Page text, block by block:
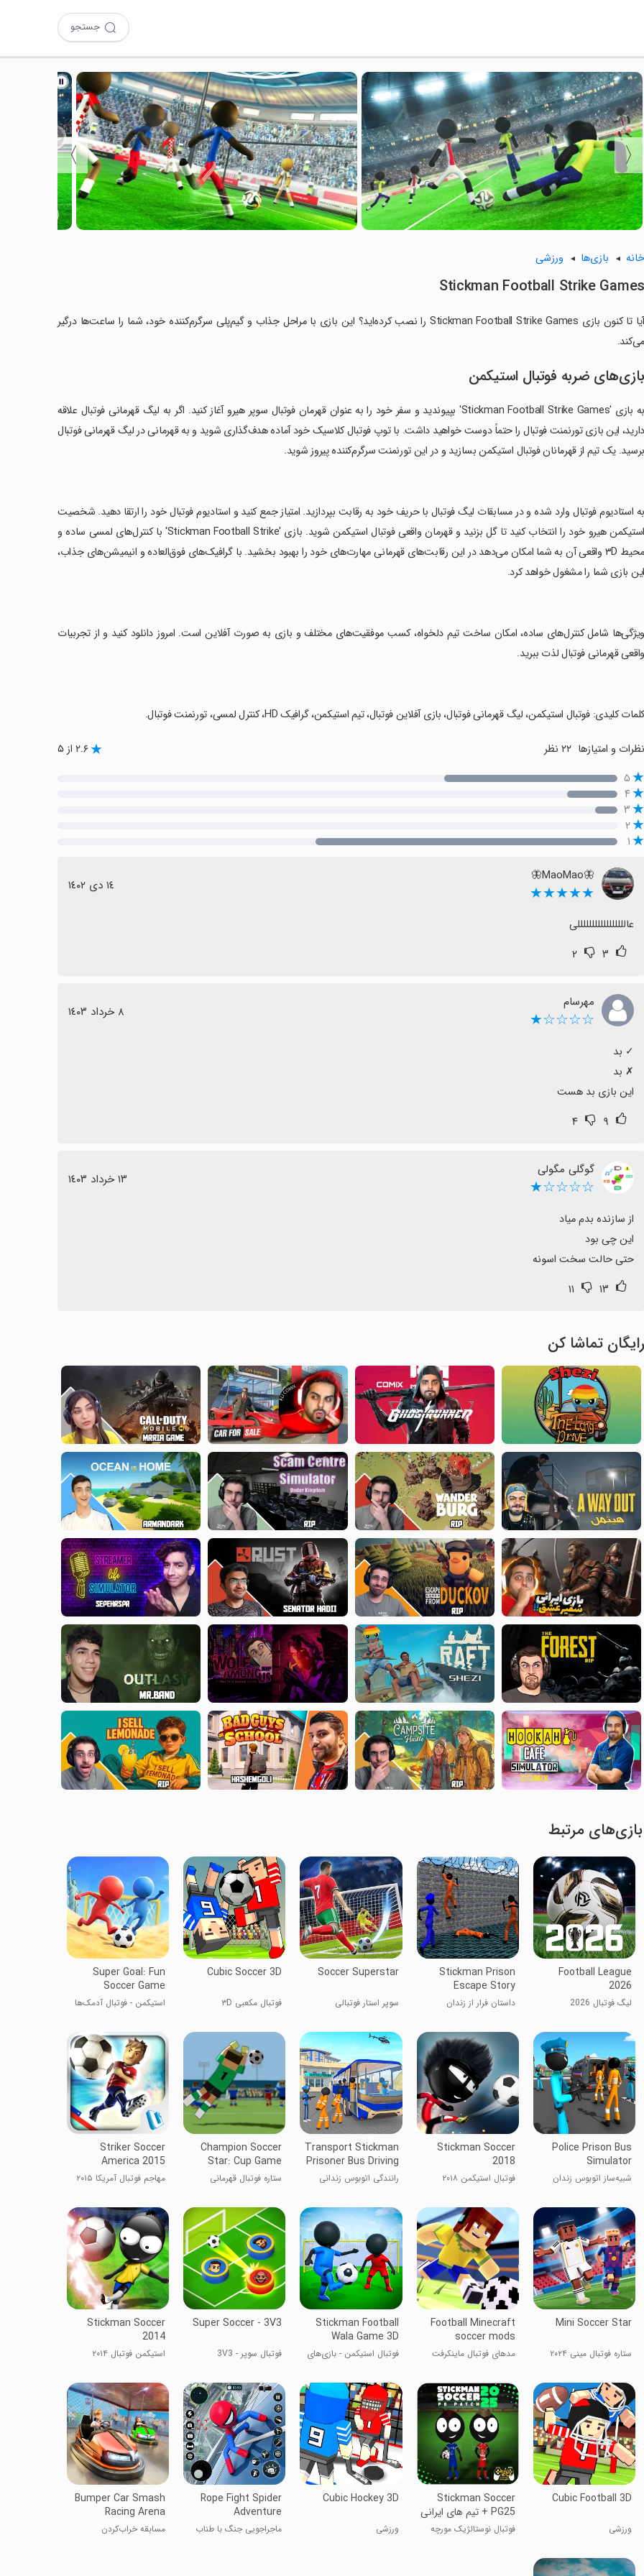
جستجو
〈
〉
خانه بازی‌ها ورزشی
Stickman Football Strike Games
آیا تا کنون بازی Stickman Football Strike Games را نصب کرده‌اید؟ این بازی با مراحل جذاب و گیم‌پلی سرگرم‌کننده خود، شما را ساعت‌ها درگیر
می‌کند.
بازی‌های ضربه فوتبال استیکمن
به بازی 'Stickman Football Strike Games' بپیوندید و سفر خود را به عنوان قهرمان فوتبال سوپر هیرو آغاز کنید. اگر به لیگ قهرمانی فوتبال علاقه
دارید، این بازی تورنمنت فوتبال را حتماً دوست خواهید داشت. با توپ فوتبال کلاسیک خود آماده هدف‌گذاری شوید و به قهرمانی در لیگ قهرمانی فوتبال
برسید. یک تیم از قهرمانان فوتبال استیکمن بسازید و در این تورنمنت سرگرم‌کننده پیروز شوید.
‏به استادیوم فوتبال وارد شده و در مسابقات لیگ فوتبال با حریف خود به رقابت بپردازید. امتیاز جمع کنید و استادیوم فوتبال خود را ارتقا دهید. شخصیت
استیکمن هیرو خود را انتخاب کنید تا گل بزنید و قهرمان واقعی فوتبال استیکمن شوید. بازی 'Stickman Football Strike' با کنترل‌های لمسی ساده و
محیط ۳D واقعی آن به شما امکان می‌دهد در این رقابت‌های قهرمانی مهارت‌های خود را بهبود بخشید. با گرافیک‌های فوق‌العاده و انیمیشن‌های جذاب،
این بازی شما را مشغول خواهد کرد.
‏ویژگی‌ها شامل کنترل‌های ساده، امکان ساخت تیم دلخواه، کسب موفقیت‌های مختلف و بازی به صورت آفلاین است. امروز دانلود کنید و از تجربیات
واقعی قهرمانی فوتبال لذت ببرید.
‏کلمات کلیدی: فوتبال استیکمن، لیگ قهرمانی فوتبال، بازی آفلاین فوتبال، تیم استیکمن، گرافیک HD، کنترل لمسی، تورنمنت فوتبال.
نظرات و امتیازها ۲۲ نظر ۲.۶ از ۵
۵
۴
۳
۲
۱
🦋MaoMao🦋
★★★★★ ١٤ دی ١٤٠٢
عالللللللللللللللللی
۳ ۲
مهرسام
☆☆☆☆★ ٨ خرداد ١٤٠٣
این بازی بد هست
۹ ۴
گوگلی مگولی
☆☆☆☆★ ١٣ خرداد ١٤٠٣
حتی حالت سخت اسونه
۱۳ ۱۱
رایگان تماشا کن
بازی‌های مرتبط
Football League
2026
لیگ فوتبال 2026
Stickman Prison
Escape Story
داستان فرار از زندان
Soccer Superstar
سوپر استار فوتبالی
Cubic Soccer 3D
فوتبال مکعبی ۳D
Super Goal: Fun
Soccer Game
استیکمن - فوتبال آدمک‌ها
Police Prison Bus
Simulator
شبیه‌ساز اتوبوس‌ زندان
Stickman Soccer
2018
فوتبال استیکمن ۲۰۱۸
Transport Stickman
Prisoner Bus Driving
رانندگی اتوبوس زندانی
Champion Soccer
Star: Cup Game
ستاره فوتبال قهرمانی
Striker Soccer
America 2015
مهاجم فوتبال آمریکا ۲۰۱۵
Mini Soccer Star
ستاره فوتبال مینی ۲۰۲۴
Football Minecraft
soccer mods
مدهای فوتبال ماینکرفت
Stickman Football
Wala Game 3D
فوتبال استیکمن - بازی‌های
Super Soccer - 3V3
فوتبال سوپر - 3V3
Stickman Soccer
2014
استیکمن فوتبال ۲۰۱۴
Cubic Football 3D
ورزشی
‏Stickman Soccer
PG25 + تیم های ایرانی
فوتبال نوستالژیک مورچه
Cubic Hockey 3D
ورزشی
Rope Fight Spider
Adventure
ماجراجویی جنگ با طناب
Bumper Car Smash
Racing Arena
مسابقه خراب‌کردن